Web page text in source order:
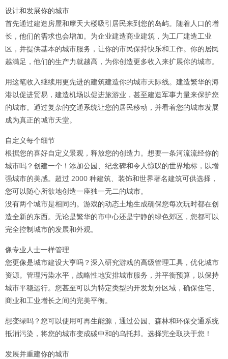
设计和发展你的城市
首先通过建造房屋和摩天大楼吸引居民来到您的岛屿。随着人口的增
长，他们的需求也会增加。为企业建造商业建筑，为工厂建造工业
区，并提供基本的城市服务，让你的市民保持快乐和工作。你的居民
越满足，他们的生产力就越高，为你创造更多收入来扩展你的城市。
用这笔收入继续用更先进的建筑建造你的城市天际线。建造繁华的海
港以促进贸易，建造机场以促进旅游业，甚至建造军事力量来保护您
的城市。通过复杂的交通系统让您的居民移动，并看着您的城市发展
成为真正的城市天堂。
自定义每个细节
根据您的喜好自定义景观，释放您的创造力。想要一条河流流经你的
城市吗？创建一个！添加公园、纪念碑和令人惊叹的世界地标，以增
强城市的美感。超过 2000 种建筑、装饰和世界著名建筑可供选择，
您可以随心所欲地创造一座独一无二的城市。
没有两个城市是相同的。游戏的动态土地生成确保您每次玩时都在创
造全新的东西。无论是繁华的市中心还是宁静的绿色郊区，您都可以
完全控制城市的发展和外观。
像专业人士一样管理
您更像是城市建设大亨吗？深入研究游戏的高级管理工具，优化城市
资源。管理污染水平，战略性地安排城市服务，并平衡预算，以保持
城市平稳运行。您甚至可以为特定类型的开发划分区域，确保住宅、
商业和工业增长之间的完美平衡。
想变绿吗？您可以使用可再生能源，通过公园、森林和环保交通系统
抵消污染，将您的城市变成碳中和的乌托邦。选择完全取决于您！
发展并重建你的城市